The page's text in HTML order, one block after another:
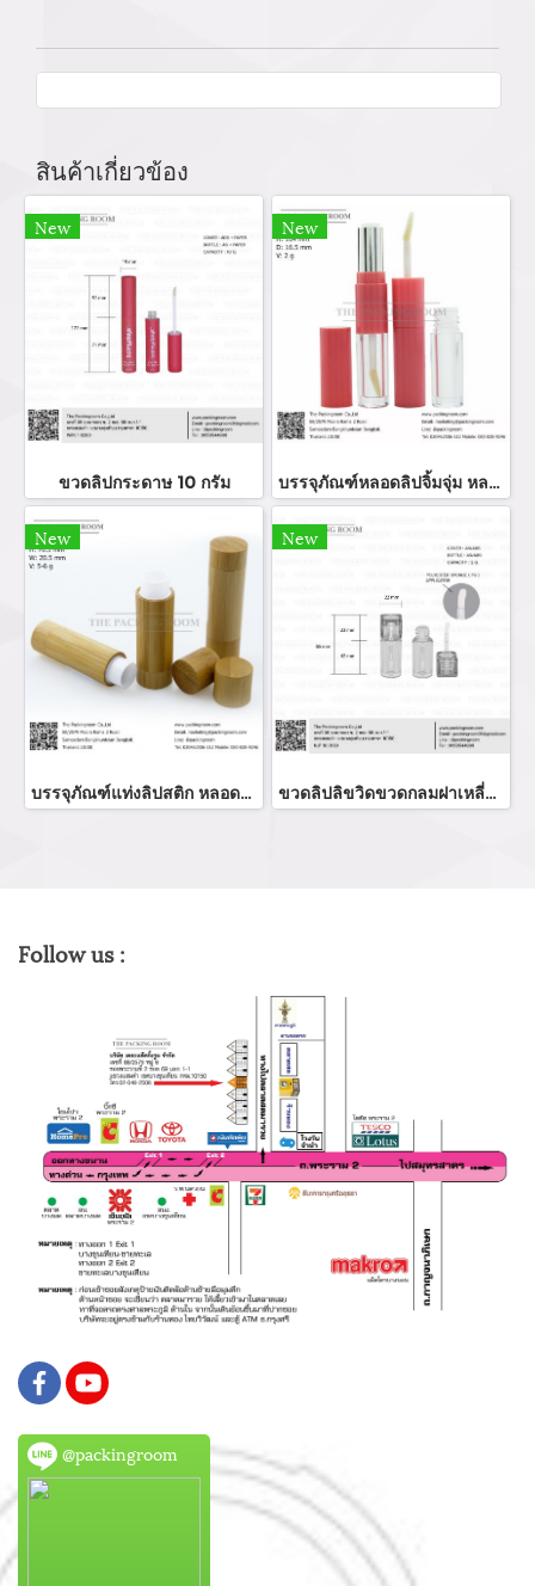
สินค้าเกี่ยวข้อง
New
ขวดลิปกระดาษ 10 กรัม
New
บรรจุภัณฑ์หลอดลิปจิ้มจุ่ม หลอดลิปกลอส bottle lip gloss/ lip bottle ขวดลิป บรรจุภัณฑ์ใส่ลิป จำหน่ายบรรจุภัณฑ์เครื่องสำอางรรจุภัณฑ์เครื่องสำอางทุกประเภท
New
บรรจุภัณฑ์แท่งลิปสติก หลอดลิปแท่ง Lip stick package/ Lip tube สีแดงเงาฝาปิดแม่เหล็ก จำหน่ายบรรจุภัณฑ์เครื่องสำอางทุกประเภท
New
ขวดลิปลิขวิดขวดกลมฝาเหลี่ยม
Follow us :
@packingroom